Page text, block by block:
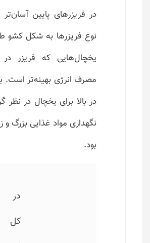
در فریزرهای پایین
نوع فریزرها به شکل کشو
یخچال‌هایی که فریزر در
مصرف انرژی بهینه‌تر است.
در بالا برای یخچال در نظر
نگهداری مواد غذایی بزرگ
بود.
در
کل